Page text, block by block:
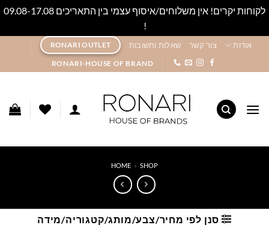
לקוחות יקרים! אין משלוחים/איסוף עצמי בין התאריכים 09.08-17.08
!
content
אודות צור קשר שאלות ותשובות RONARI OUTLET
RONARI-HOUSE OF BRAND
HOME » SHOP
סנן לפי מחיר/צבע/מותג/קטגוריה/מידה